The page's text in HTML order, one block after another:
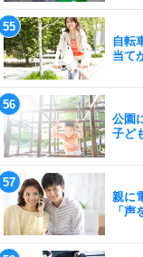
自転
当て
公園
子ど
親に
「声